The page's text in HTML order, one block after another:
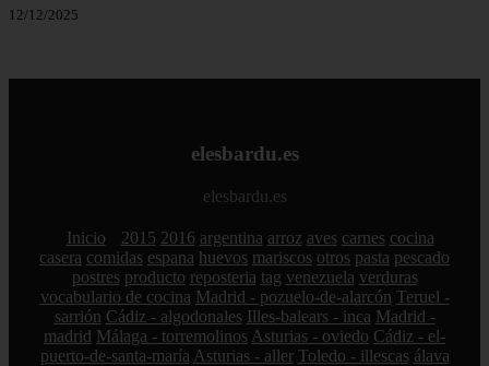
12/12/2025
elesbardu.es
elesbardu.es
Inicio 2015 2016 argentina arroz aves carnes cocina
casera comidas espana huevos mariscos otros pasta pescado
postres producto reposteria tag venezuela verduras
vocabulario de cocina Madrid - pozuelo-de-alarcón Teruel -
sarrión Cádiz - algodonales Illes-balears - inca Madrid -
madrid Málaga - torremolinos Asturias - oviedo Cádiz - el-
puerto-de-santa-maría Asturias - aller Toledo - illescas álava